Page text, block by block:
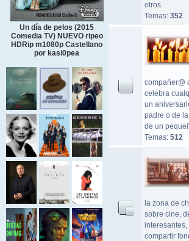
Un día de pelos (2015
Comedia TV) NUEVO ripeo
HDRip m1080p Castellano
por kasi0pea
otros.
Temas: 352
compañer@
celebra
un
padre o de
de un
Temas: 512
la zona de
sobre cine,
compartir